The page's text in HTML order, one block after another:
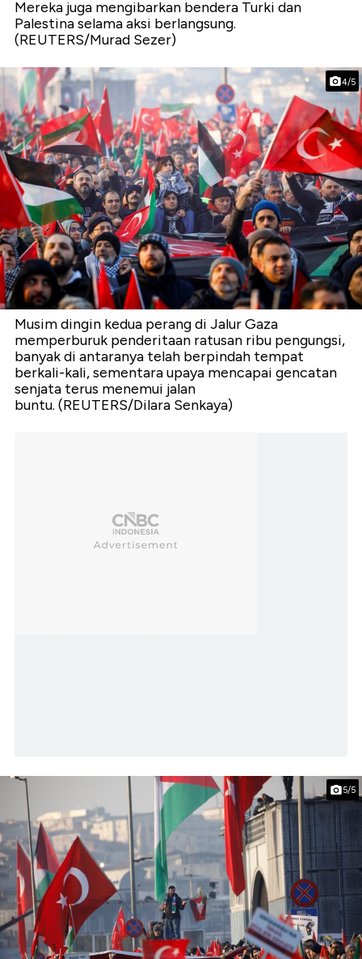
Mereka juga mengibarkan bendera Turki dan
Palestina selama aksi berlangsung.
(REUTERS/Murad Sezer)
4/5
Musim dingin kedua perang di Jalur Gaza
memperburuk penderitaan ratusan ribu pengungsi,
banyak di antaranya telah berpindah tempat
berkali-kali, sementara upaya mencapai gencatan
senjata terus menemui jalan
buntu. (REUTERS/Dilara Senkaya)
5/5